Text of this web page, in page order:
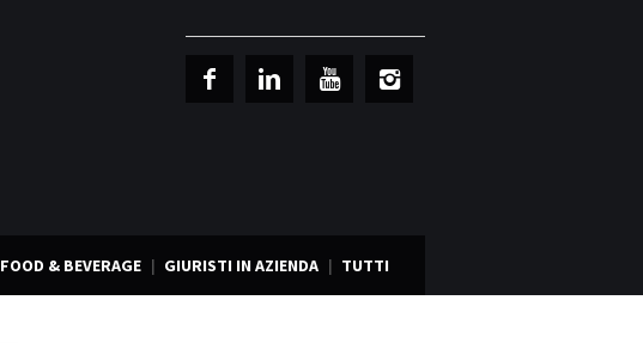
& BEVERAGE GIURISTI IN AZIENDA TUTTI